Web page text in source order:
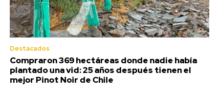
Destacados
Compraron 369 hectáreas donde nadie había
plantado una vid: 25 años después tienen el
mejor Pinot Noir de Chile